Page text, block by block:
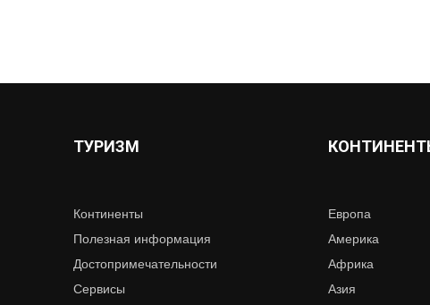
ТУРИЗМ
Континенты
Полезная информация
Достопримечательности
Сервисы
Европа
Америка
Африка
Азия